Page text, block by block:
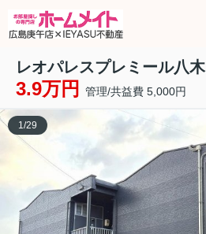
レオパレスプレミール八木
3.9万円 管理/共益費 5,000円
1 /29